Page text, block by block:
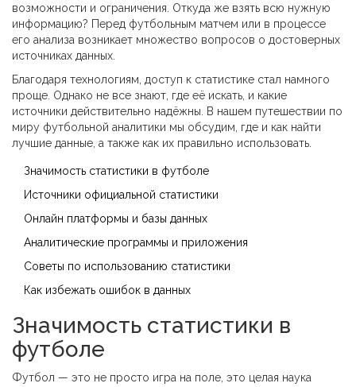
возможности и ограничения. Откуда же взять всю нужную
информацию? Перед футбольным матчем или в процессе
его анализа возникает множество вопросов о достоверных
источниках данных.
Благодаря технологиям, доступ к статистике стал намного
проще. Однако не все знают, где её искать, и какие
источники действительно надёжны. В нашем путешествии по
миру футбольной аналитики мы обсудим, где и как найти
лучшие данные, а также как их правильно использовать.
Значимость статистики в футболе
Источники официальной статистики
Онлайн платформы и базы данных
Аналитические программы и приложения
Советы по использованию статистики
Как избежать ошибок в данных
Значимость статистики в
футболе
Футбол — это не просто игра на поле, это целая наука